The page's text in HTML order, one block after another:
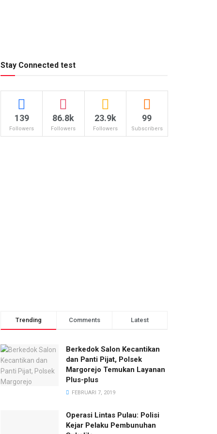
Stay Connected test
139
Followers
86.8k
Followers
23.9k
Followers
99
Subscribers
Trending Comments Latest
Berkedok Salon Kecantikan
dan Panti Pijat, Polsek
Margorejo Temukan Layanan
Plus-plus
FEBRUARI 7, 2019
Operasi Lintas Pulau: Polisi
Kejar Pelaku Pembunuhan